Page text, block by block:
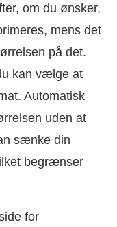
om du ønsker,
mens det
på det.
kan vælge at
Automatisk
uden at
sænke din
begrænser
for